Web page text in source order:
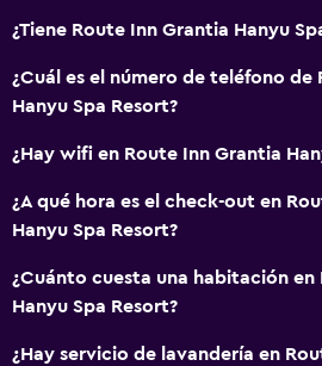
Almohada sin plumas
Plantas superiores accesibles por
Áreas designadas para fumadores
Tetera eléctrica
Tetera
¿Tiene Route Inn Grantia Hanyu
¿Cuál es el número de teléfono de
Hanyu Spa Resort?
¿Hay wifi en Route Inn Grantia
¿A qué hora es el check-out en
Hanyu Spa Resort?
¿Cuánto cuesta una habitación en
Hanyu Spa Resort?
¿Hay servicio de lavandería en